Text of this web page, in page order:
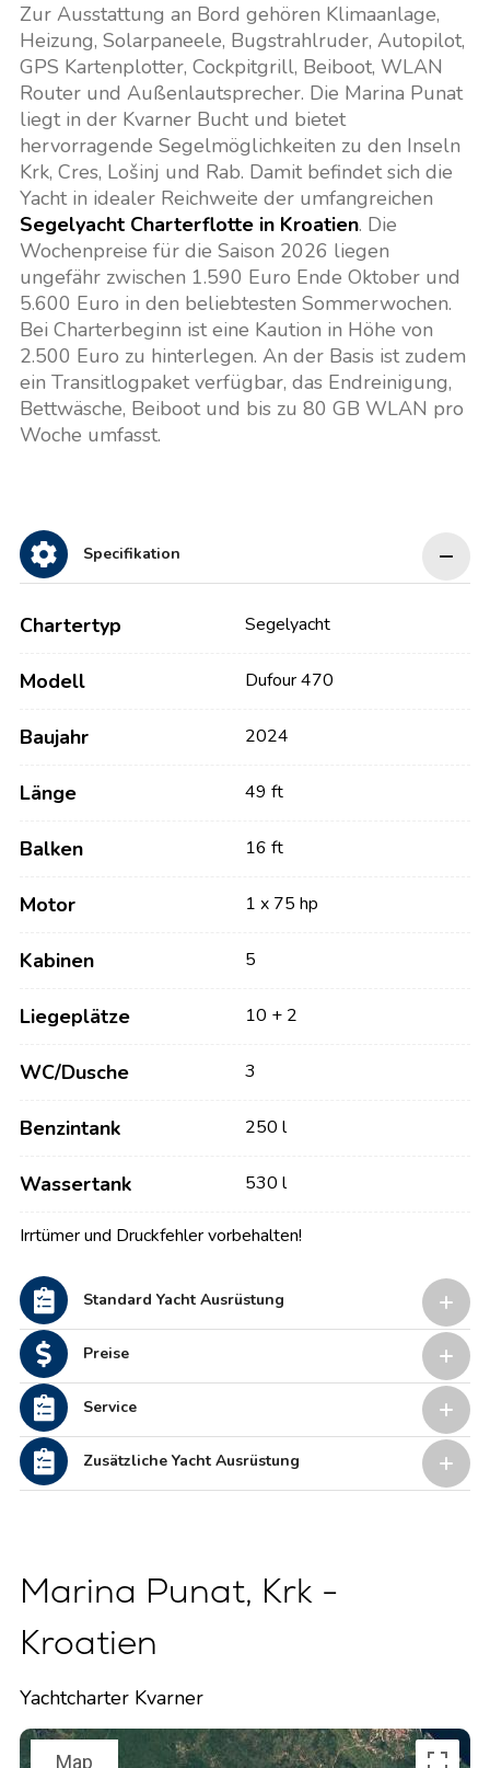
Zur Ausstattung an Bord gehören Klimaanlage,
Heizung, Solarpaneele, Bugstrahlruder, Autopilot,
GPS Kartenplotter, Cockpitgrill, Beiboot, WLAN
Router und Außenlautsprecher. Die Marina Punat
liegt in der Kvarner Bucht und bietet
hervorragende Segelmöglichkeiten zu den Inseln
Krk, Cres, Lošinj und Rab. Damit befindet sich die
Yacht in idealer Reichweite der umfangreichen
Segelyacht Charterflotte in Kroatien. Die
Wochenpreise für die Saison 2026 liegen
ungefähr zwischen 1.590 Euro Ende Oktober und
5.600 Euro in den beliebtesten Sommerwochen.
Bei Charterbeginn ist eine Kaution in Höhe von
2.500 Euro zu hinterlegen. An der Basis ist zudem
ein Transitlogpaket verfügbar, das Endreinigung,
Bettwäsche, Beiboot und bis zu 80 GB WLAN pro
Woche umfasst.
Specifikation
Chartertyp Segelyacht
Modell Dufour 470
Baujahr 2024
Länge 49 ft
Balken 16 ft
Motor 1 x 75 hp
Kabinen 5
Liegeplätze 10 + 2
WC/Dusche 3
Benzintank 250 l
Wassertank 530 l
Irrtümer und Druckfehler vorbehalten!
Standard Yacht Ausrüstung
Preise
Service
Zusätzliche Yacht Ausrüstung
Marina Punat, Krk -
Kroatien
Yachtcharter Kvarner
Map